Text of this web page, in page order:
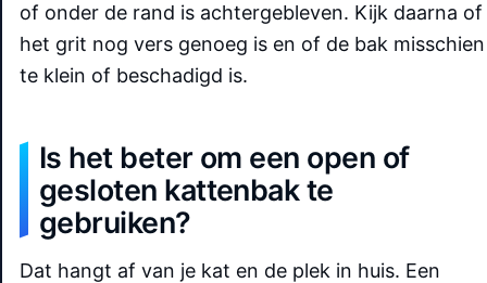
of onder de rand is achtergebleven. Kijk daarna of
het grit nog vers genoeg is en of de bak misschien
te klein of beschadigd is.
Is het beter om een open of
gesloten kattenbak te
gebruiken?
Dat hangt af van je kat en de plek in huis. Een